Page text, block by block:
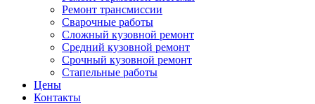
Ремонт трансмиссии
Сварочные работы
Сложный кузовной ремонт
Средний кузовной ремонт
Срочный кузовной ремонт
Стапельные работы
Цены
Контакты